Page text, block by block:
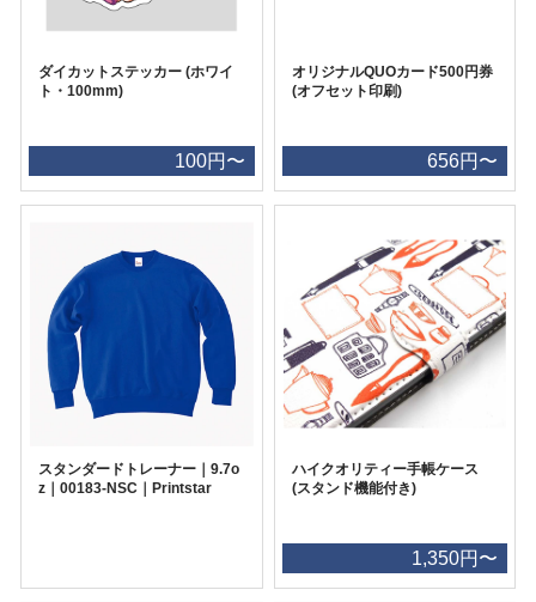
ダイカットステッカー (ホワイ
ト・100mm)
100円〜
オリジナルQUOカード500円券
(オフセット印刷)
656円〜
スタンダードトレーナー｜9.7o
z｜00183-NSC｜Printstar
ハイクオリティー手帳ケース
(スタンド機能付き)
1,350円〜